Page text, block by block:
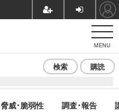
MENU
検索 購読
脅威･脆弱性 調査･報告